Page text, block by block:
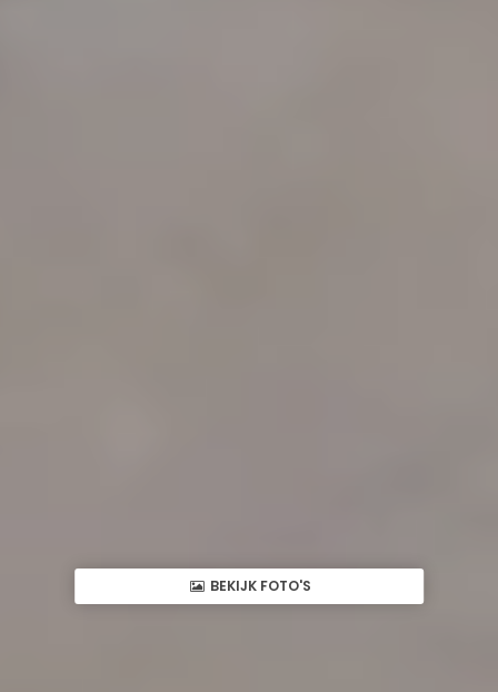
BEKIJK FOTO'S